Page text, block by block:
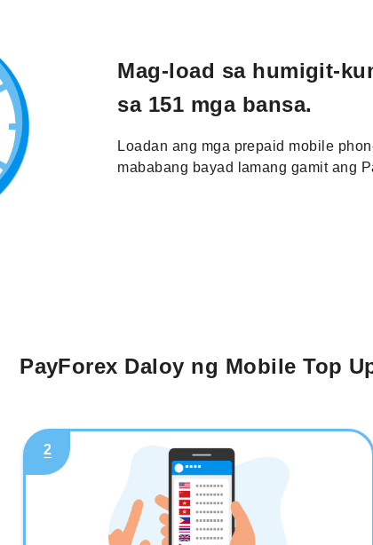
Mag-load sa humigit-
sa 151 mga bansa.
Loadan ang mga prepaid mobile
mababang bayad lamang gamit ang
PayForex Daloy ng Mobile Top
2